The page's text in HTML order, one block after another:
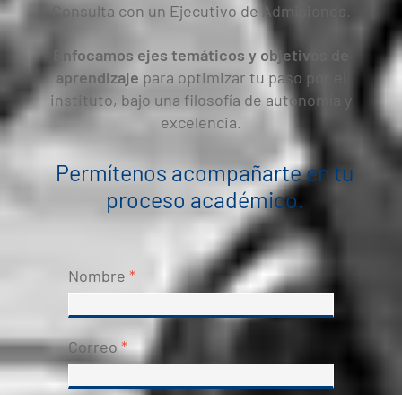
Consulta con un Ejecutivo de Admisiones.
Enfocamos ejes temáticos y objetivos de
aprendizaje para optimizar tu paso por el
instituto, bajo una filosofía de autonomía y
excelencia.
Permítenos acompañarte en tu
proceso académico.
Nombre*
Correo*